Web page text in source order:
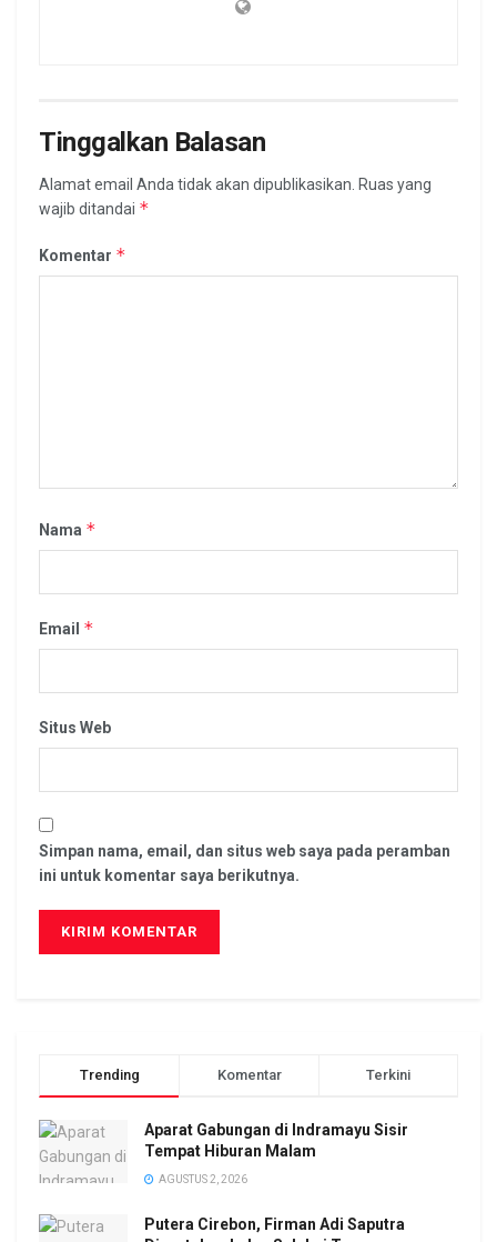
Tinggalkan Balasan
Alamat email Anda tidak akan dipublikasikan. Ruas yang
wajib ditandai *
Komentar *
Nama *
Email *
Situs Web
Simpan nama, email, dan situs web saya pada peramban
ini untuk komentar saya berikutnya.
Trending Komentar Terkini
Aparat Gabungan di Indramayu Sisir
Tempat Hiburan Malam
AGUSTUS 2, 2026
Putera Cirebon, Firman Adi Saputra